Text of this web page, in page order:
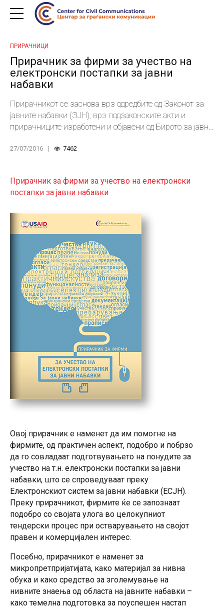
ПРИРАЧНИЦИ
Прирачник за фирми за учество на
електронски постапки за јавни
набавки
Прирачникот се заснова врз одредбите од Законот за
јавните набавки (ЗЈН), врз подзаконските акти и
прирачниците изработени и објавени од Бирото за јавни
спроведувањето на електронските постапки.
27/07/2016 7462
Прирачник за фирми за учество на електронски
постапки за јавни набавки
Овој прирачник е наменет да им помогне на
фирмите, од практичен аспект, подобро и побрзо
да го совладаат подготвувањето на понудите за
учество на т.н. електронски постапки за јавни
набавки, што се спроведуваат преку
Електронскиот систем за јавни набавки (ЕСЈН).
Преку прирачникот, фирмите ќе се запознаат
подобро со својата улога во целокупниот
тендерски процес при остварувањето на својот
правен и комерцијален интерес.
Посебно, прирачникот е наменет за
микропретпријатијата, како материјал за нивна
обука и како средство за зголемување на
нивните знаења од областа на јавните набавки –
како темелна подготовка за поуспешен настап